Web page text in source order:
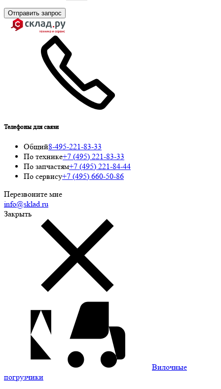
Отправить запрос
Телефоны для связи
Общий8-495-221-83-33
По технике+7 (495) 221-83-33
По запчастям+7 (495) 221-84-44
По сервису+7 (495) 660-50-86
Перезвоните мне
info@sklad.ru
Закрыть
Вилочные
погрузчики